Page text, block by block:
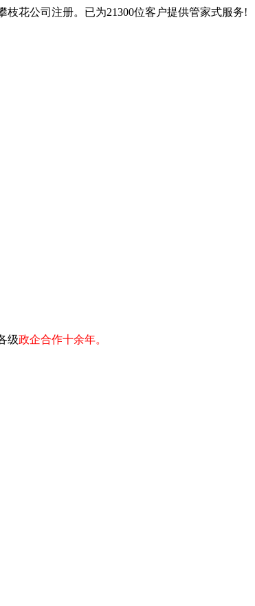
花公司注册。已为21300位客户提供管家式服务!
级政企合作十余年。